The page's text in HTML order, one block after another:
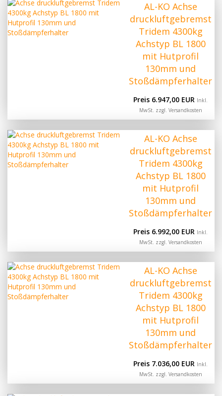
AL-KO Achse
druckluftgebremst
Tridem 4300kg
Achstyp BL 1800
mit Hutprofil
130mm und
Stoßdämpferhalter
Preis 6.947,00 EUR Inkl.
MwSt. zzgl. Versandkosten
AL-KO Achse
druckluftgebremst
Tridem 4300kg
Achstyp BL 1800
mit Hutprofil
130mm und
Stoßdämpferhalter
Preis 6.992,00 EUR Inkl.
MwSt. zzgl. Versandkosten
AL-KO Achse
druckluftgebremst
Tridem 4300kg
Achstyp BL 1800
mit Hutprofil
130mm und
Stoßdämpferhalter
Preis 7.036,00 EUR Inkl.
MwSt. zzgl. Versandkosten